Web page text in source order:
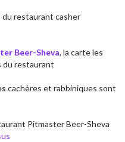
du restaurant casher
Beer-Sheva, la carte les
du restaurant
cachères et rabbiniques sont
Pitmaster Beer-Sheva